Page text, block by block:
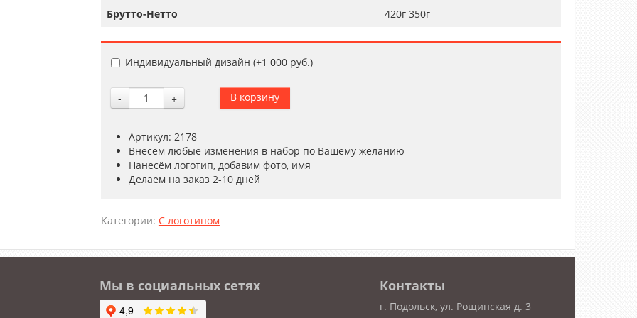
Брутто-Нетто
420г 350г
Индивидуальный дизайн (+1 000 руб.)
- +
Артикул: 2178
Внесём любые изменения в набор по Вашему желанию
Нанесём логотип, добавим фото, имя
Делаем на заказ 2-10 дней
Категории: С логотипом
Мы в социальных сетях Контакты
г. Подольск, ул. Рощинская д. 3